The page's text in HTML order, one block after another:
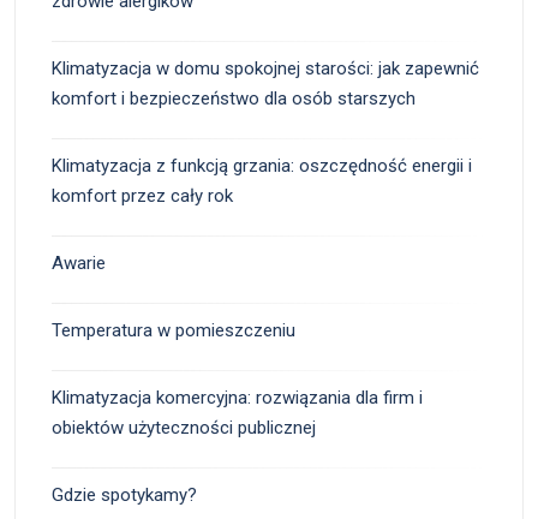
Klimatyzacja w domu spokojnej starości: jak zapewnić
komfort i bezpieczeństwo dla osób starszych
Klimatyzacja z funkcją grzania: oszczędność energii i
komfort przez cały rok
Awarie
Temperatura w pomieszczeniu
Klimatyzacja komercyjna: rozwiązania dla firm i
obiektów użyteczności publicznej
Gdzie spotykamy?